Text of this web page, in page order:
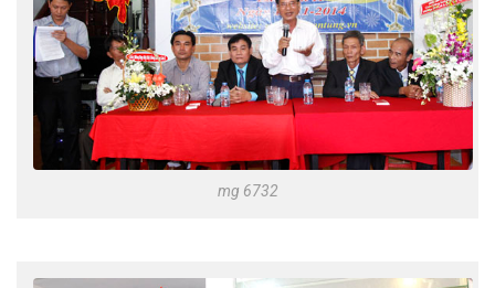
mg 6732